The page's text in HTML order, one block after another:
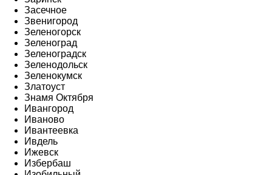
Засечное
Звенигород
Зеленогорск
Зеленоград
Зеленоградск
Зеленодольск
Зеленокумск
Златоуст
Знамя Октября
Ивангород
Иваново
Ивантеевка
Ивдель
Ижевск
Избербаш